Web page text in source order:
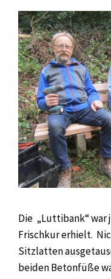
Die „Luttibank“
Frischkur erhielt.
Sitzlatten
beiden Betonfüße